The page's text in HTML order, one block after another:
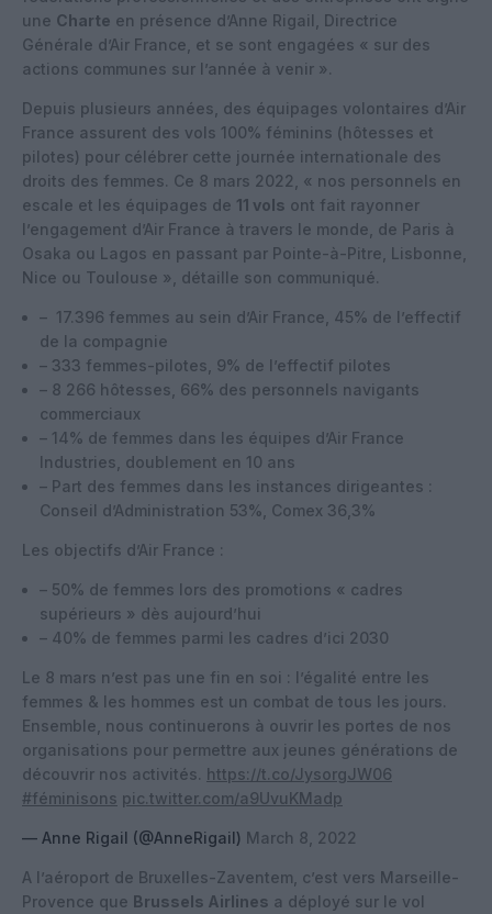
une Charte en présence d’Anne Rigail, Directrice
Générale d’Air France, et se sont engagées « sur des
actions communes sur l’année à venir ».
Depuis plusieurs années, des équipages volontaires d’Air
France assurent des vols 100% féminins (hôtesses et
pilotes) pour célébrer cette journée internationale des
droits des femmes. Ce 8 mars 2022, « nos personnels en
escale et les équipages de 11 vols ont fait rayonner
l’engagement d’Air France à travers le monde, de Paris à
Osaka ou Lagos en passant par Pointe-à-Pitre, Lisbonne,
Nice ou Toulouse », détaille son communiqué.
– 17.396 femmes au sein d’Air France, 45% de l’effectif
de la compagnie
– 333 femmes-pilotes, 9% de l’effectif pilotes
– 8 266 hôtesses, 66% des personnels navigants
commerciaux
– 14% de femmes dans les équipes d’Air France
Industries, doublement en 10 ans
– Part des femmes dans les instances dirigeantes :
Conseil d’Administration 53%, Comex 36,3%
Les objectifs d’Air France :
– 50% de femmes lors des promotions « cadres
supérieurs » dès aujourd’hui
– 40% de femmes parmi les cadres d’ici 2030
Le 8 mars n’est pas une fin en soi : l’égalité entre les
femmes & les hommes est un combat de tous les jours.
Ensemble, nous continuerons à ouvrir les portes de nos
organisations pour permettre aux jeunes générations de
découvrir nos activités. https://t.co/JysorgJW06
#féminisons pic.twitter.com/a9UvuKMadp
— Anne Rigail (@AnneRigail) March 8, 2022
A l’aéroport de Bruxelles-Zaventem, c’est vers Marseille-
Provence que Brussels Airlines a déployé sur le vol